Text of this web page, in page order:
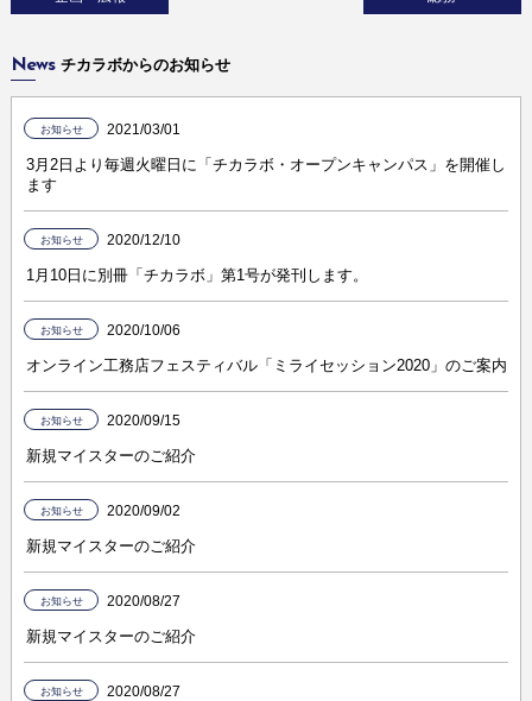
News チカラボからのお知らせ
お知らせ 2021/03/01
3月2日より毎週火曜日に「チカラボ・オープンキャンパス」を開催し
ます
お知らせ 2020/12/10
1月10日に別冊「チカラボ」第1号が発刊します。
お知らせ 2020/10/06
オンライン工務店フェスティバル「ミライセッション2020」のご案内
お知らせ 2020/09/15
新規マイスターのご紹介
お知らせ 2020/09/02
新規マイスターのご紹介
お知らせ 2020/08/27
新規マイスターのご紹介
お知らせ 2020/08/27